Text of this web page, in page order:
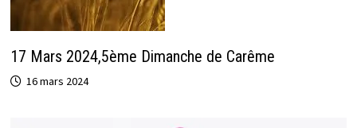
17 Mars 2024,5ème Dimanche de Carême
16 mars 2024